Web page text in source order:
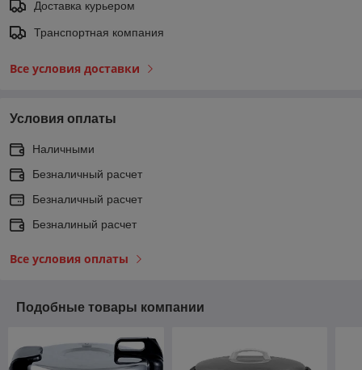
Доставка курьером
Транспортная компания
Все условия доставки
Условия оплаты
Наличными
Безналичный расчет
Безналичный расчет
Безналиный расчет
Все условия оплаты
Подобные товары компании